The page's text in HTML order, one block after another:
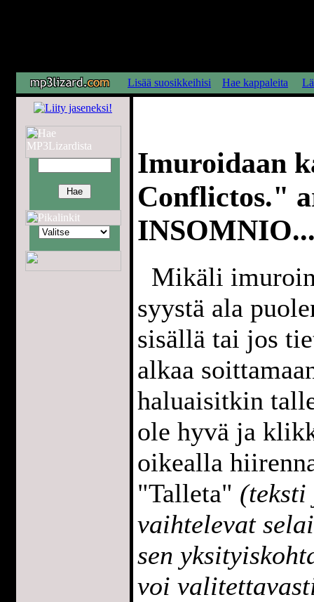
Lisää suosikkeihisi Hae kappaleita
Imuroidaan
Conflictos."
Mikäli
syystä ala
sisällä tai jos
alkaa
haluaisitkin
ole hyvä ja
oikealla
"Talleta"
vaihtelevat
sen
voi